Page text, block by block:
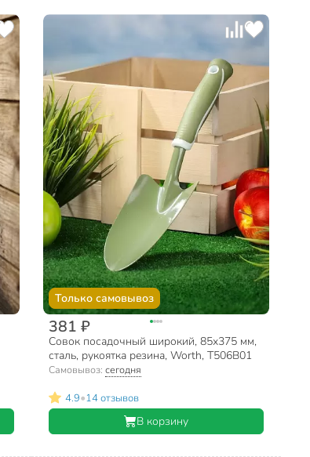
Только самовывоз
381 ₽
Совок посадочный широкий, 85х375 мм,
сталь, рукоятка резина, Worth, T506B01
Самовывоз:сегодня
4.9•14 отзывов
В корзину